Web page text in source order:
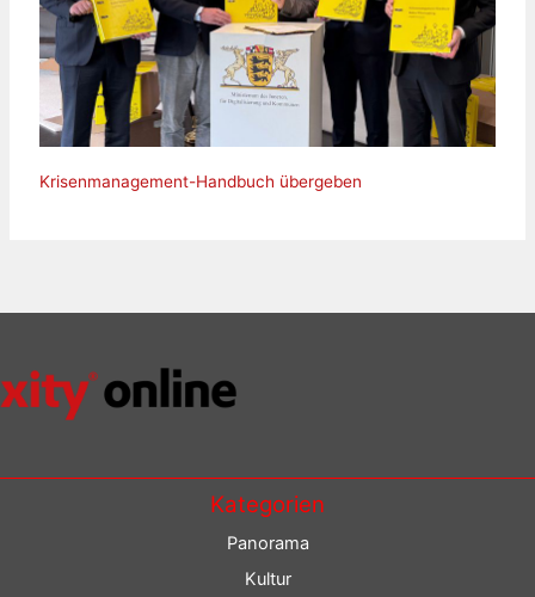
Krisenmanagement-Handbuch übergeben
Kategorien
Panorama
Kultur